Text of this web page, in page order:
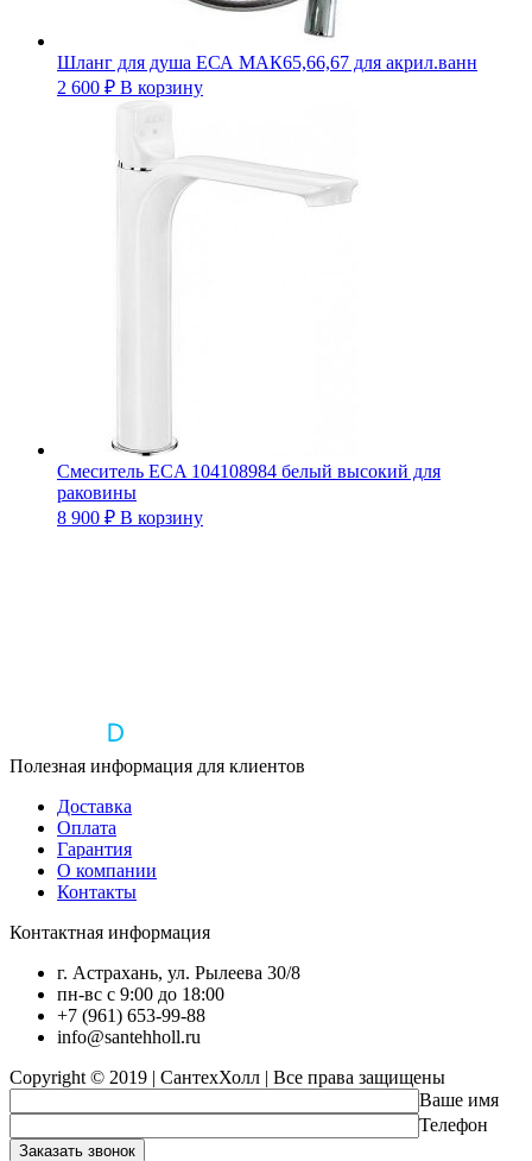
Шланг для душа ЕСА МАК65,66,67 для акрил.ванн
2 600 ₽ В корзину
Смеситель ECA 104108984 белый высокий для
раковины
8 900 ₽ В корзину
Полезная информация для клиентов
Доставка
Оплата
Гарантия
О компании
Контакты
Контактная информация
г. Астрахань, ул. Рылеева 30/8
пн-вс с 9:00 до 18:00
+7 (961) 653-99-88
info@santehholl.ru
Copyright © 2019 | СантехХолл | Все права защищены
Ваше имя
Телефон